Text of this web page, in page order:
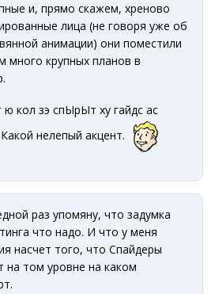
и, прямо скажем, хреново
лица (не говоря уже об
анимации) они поместили
много крупных планов в
ю кол зэ спЫрЫт ху гайдс ас
нелепый акцент.
раз упомяну, что задумка
что надо. И что у меня
насчет того, что Спайдеры
на том уровне на каком